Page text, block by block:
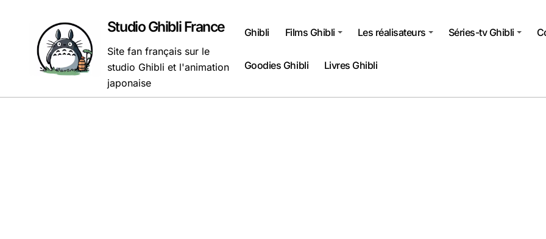
Studio Ghibli France
Site fan français sur le
studio Ghibli et l'animation
japonaise
Ghibli Films Ghibli Les réalisateurs Séries-tv Ghibli
Goodies Ghibli Livres Ghibli